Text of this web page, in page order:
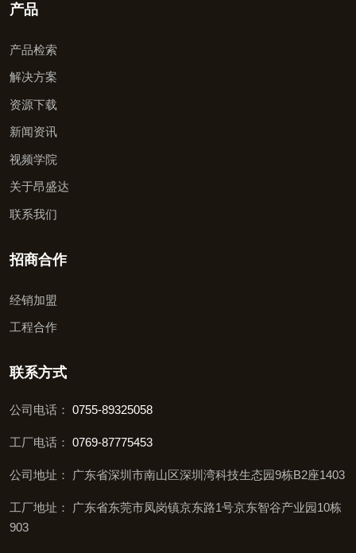
产品
产品检索
解决方案
资源下载
新闻资讯
视频学院
关于昂盛达
联系我们
招商合作
经销加盟
工程合作
联系方式
公司电话： 0755-89325058
工厂电话： 0769-87775453
公司地址： 广东省深圳市南山区深圳湾科技生态园9栋B2座1403
工厂地址： 广东省东莞市凤岗镇京东路1号京东智谷产业园10栋
903